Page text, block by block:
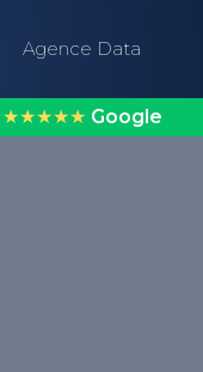
Agence Data
★★★★★ Google